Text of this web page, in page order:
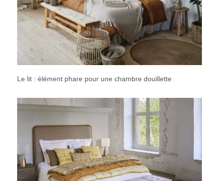
Le lit : élément phare pour une chambre douillette